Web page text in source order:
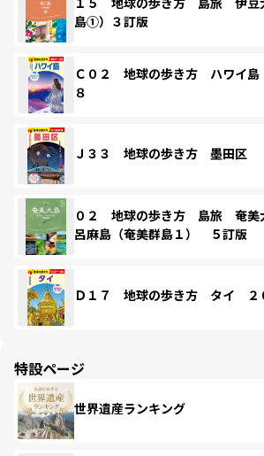
島①）３訂版
Ｃ０２ 地球の歩き方 ハワイ島
８
Ｊ３３ 地球の歩き方 墨田区
０２ 地球の歩き方 島旅 奄
呂麻島（奄美群島１） ５訂版
Ｄ１７ 地球の歩き方 タイ ２
特設ページ
世界遺産ランキング